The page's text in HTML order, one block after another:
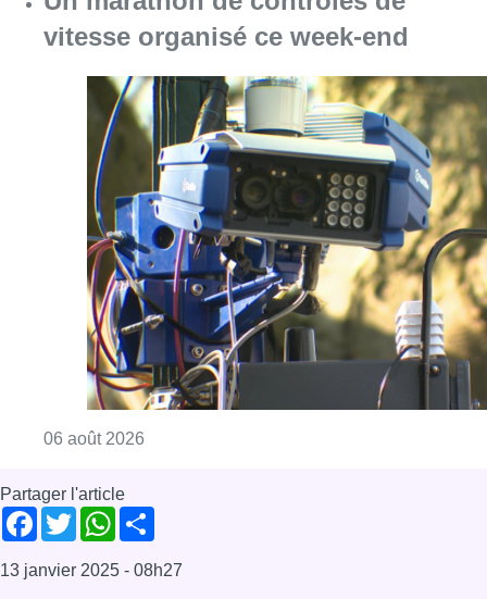
06 août 2026 Consulter l'article "Un marathon de
Partager l'article
FacebookTwitterWhatsApp
Share
13 janvier 2025- 08h27
pauk dhayer
Tribunal de l'entreprise
Bonjour Bruxelles
Économie
News